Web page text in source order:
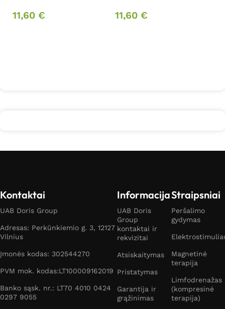
11,60 € 11,60 €
Kontaktai
UAB Doris Group
Adresas: Perkūnkiemio g. 3, 12127
Vilnius
Įmonės kodas: 302544270
PVM mok. kodas:LT100009162019
Banko sąsk. nr.: LT70 4010 0424
0297 9055
Informacija
UAB Doris
Group
kontaktai ir
rekvizitai
Atsiskaitymas
Pristatymas
Garantija ir
grąžinimas
Straipsniai
Peršalimo
gydymas
Magnetinė
terapija
Limfodrenažas
(kompresinė
terapija)